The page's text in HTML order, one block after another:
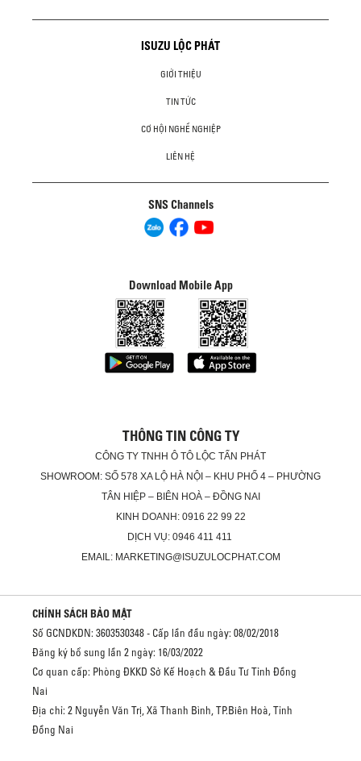
ISUZU LỘC PHÁT
GIỚI THIỆU
TIN TỨC
CƠ HỘI NGHỀ NGHIỆP
LIÊN HỆ
SNS Channels
Download Mobile App
THÔNG TIN CÔNG TY
CÔNG TY TNHH Ô TÔ LỘC TẤN PHÁT
SHOWROOM: SỐ 578 XA LỘ HÀ NỘI – KHU PHỐ 4 – PHƯỜNG
TÂN HIỆP – BIÊN HOÀ – ĐỒNG NAI
KINH DOANH: 0916 22 99 22
DỊCH VỤ: 0946 411 411
EMAIL: MARKETING@ISUZULOCPHAT.COM
CHÍNH SÁCH BẢO MẬT
Số GCNDKDN: 3603530348 - Cấp lần đầu ngày: 08/02/2018
Đăng ký bổ sung lần 2 ngày: 16/03/2022
Cơ quan cấp: Phòng ĐKKD Sở Kế Hoạch & Đầu Tư Tỉnh Đồng
Nai
Địa chỉ: 2 Nguyễn Văn Trị, Xã Thanh Bình, TP.Biên Hoà, Tỉnh
Đồng Nai